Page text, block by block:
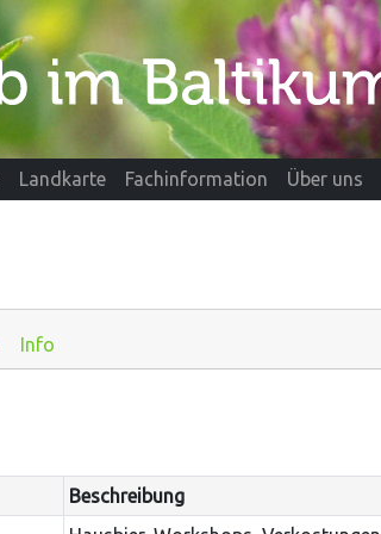
Landkarte Fachinformation Über uns
Info
Beschreibung